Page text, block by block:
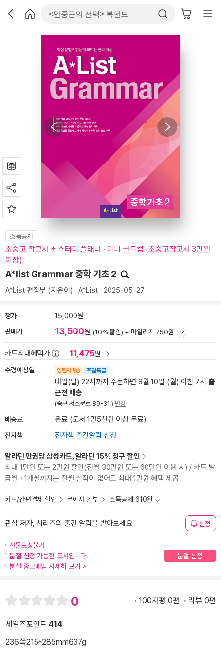
소득공제
초중고 참고서 + 스터디 플래너 · 미니 콜드컵 (초중고참고서 3만원
이상)
A*list Grammar 중학 기초 2
A*List 편집부 (지은이) A*List 2025-05-27
정가 15,000원
판매가 13,500원 (10% 할인) + 마일리지 750원
카드최대혜택가 11,475원
수령예상일 양탄자배송 주말특급
내일(일) 22시까지 주문하면 8월 10일 (월) 아침 7시 출
근전 배송
(중구 서소문로 89-31 ) 변경
배송료 유료 (도서 1만5천원 이상 무료)
전자책 전자책 출간알림 신청
알라딘 만권당 삼성카드, 알라딘 15% 청구 할인
최대 1만원 또는 2만원 할인(전월 30만원 또는 60만원 이용 시) / 카드 발
급월 +1개월까지는 전월 실적이 없어도 최대 1만원 혜택 제공
카드/간편결제 할인 무이자 할부 소득공제 610원
관심 저자, 시리즈의 출간 알림을 받아보세요 신청
선물포장불가
분철 신청 가능한 도서입니다.
분철 신청
분철 중고매입 자세히 보기 >
0 100자평 0편 리뷰 0편
세일즈포인트 414
236쪽215*285mm637g